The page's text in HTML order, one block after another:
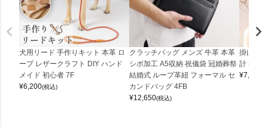
犬用リード 手作りキット 本革 ロ
ープ レザークラフト DIY ハンド
メイド 初心者 7F
¥6,200(税込)
クラッチバッグ メンズ 牛革 本革
シボ加工 A5収納 祝儀袋 冠婚葬祭
結婚式 ループ革紐 フォーマル セ
カンドバッグ 4FB
¥12,650(税込)
掛け時
計
¥7,150